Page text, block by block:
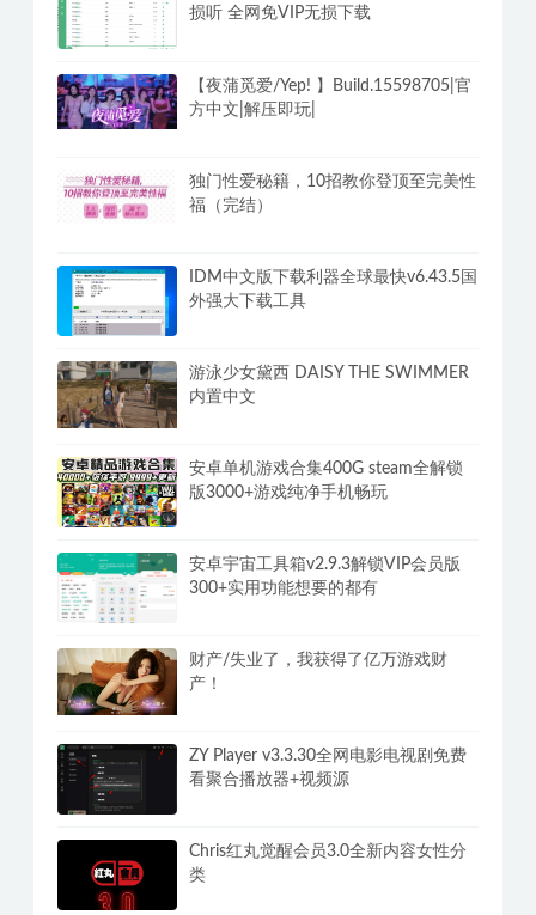
损听 全网免VIP无损下载
【夜蒲觅爱/Yep! 】Build.15598705|官
方中文|解压即玩|
独门性爱秘籍，10招教你登顶至完美性
福（完结）
IDM中文版下载利器全球最快v6.43.5国
外强大下载工具
游泳少女黛西 DAISY THE SWIMMER
内置中文
安卓单机游戏合集400G steam全解锁
版3000+游戏纯净手机畅玩
安卓宇宙工具箱v2.9.3解锁VIP会员版
300+实用功能想要的都有
财产/失业了，我获得了亿万游戏财
产！
ZY Player v3.3.30全网电影电视剧免费
看聚合播放器+视频源
Chris红丸觉醒会员3.0全新内容女性分
类